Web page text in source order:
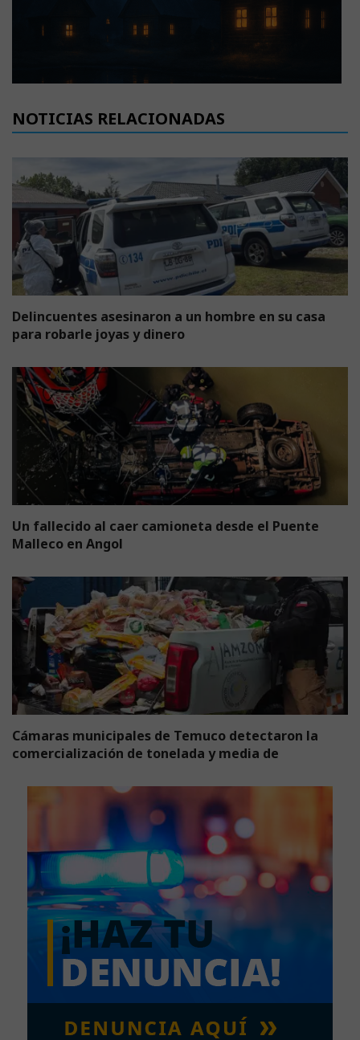
NOTICIAS RELACIONADAS
Delincuentes asesinaron a un hombre en su casa
para robarle joyas y dinero
Un fallecido al caer camioneta desde el Puente
Malleco en Angol
Cámaras municipales de Temuco detectaron la
comercialización de tonelada y media de